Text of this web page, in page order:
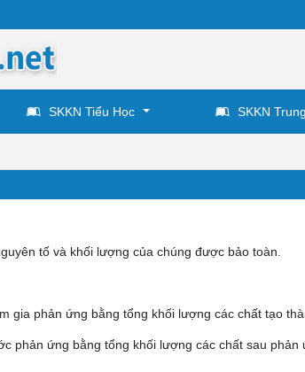
SKKN Tiểu Học SKKN
tố và khối lượng của chúng được bảo toàn.
gia phản ứng bằng tổng khối lượng các chất tạo
phản ứng bằng tổng khối lượng các chất sau phản